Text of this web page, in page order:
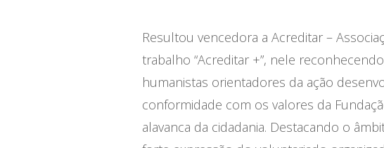
Resultou vencedora a Acreditar –
trabalho “Acreditar +”, nele
humanistas orientadores da ação
conformidade com os valores da
alavanca da cidadania. Destacando o